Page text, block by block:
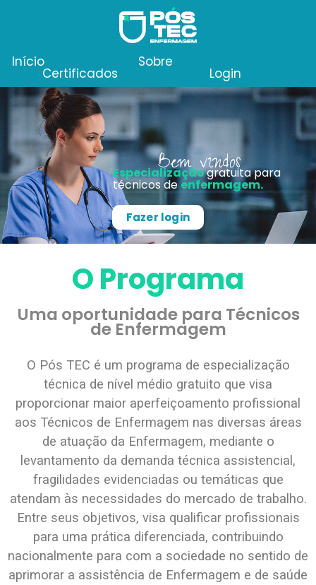
Início Sobre
Certificados Login
Bem vindos
Especializaçãogratuita para
técnicos de enfermagem.
Fazer login
O Programa
Uma oportunidade para Técnicos
de Enfermagem
O Pós TEC é um programa de especialização
técnica de nível médio gratuito que visa
proporcionar maior aperfeiçoamento profissional
aos Técnicos de Enfermagem nas diversas áreas
de atuação da Enfermagem, mediante o
levantamento da demanda técnica assistencial,
fragilidades evidenciadas ou temáticas que
atendam às necessidades do mercado de trabalho.
Entre seus objetivos, visa qualificar profissionais
para uma prática diferenciada, contribuindo
nacionalmente para com a sociedade no sentido de
aprimorar a assistência de Enfermagem e de saúde